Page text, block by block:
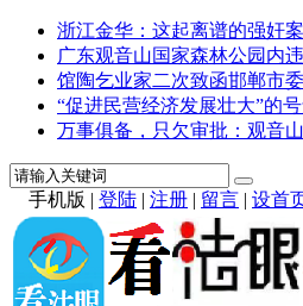
浙江金华：这起离谱的强奸
广东观音山国家森林公园内
馆陶乞业家二次致函邯郸市
“促进民营经济发展壮大”的
万事俱备，只欠审批：观音
手机版 | 登陆 | 注册 | 留言 | 设首